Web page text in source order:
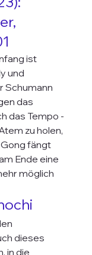
ist
und
Schumann
das
das Tempo -
zu holen,
fängt
Ende eine
möglich
dieses
in die